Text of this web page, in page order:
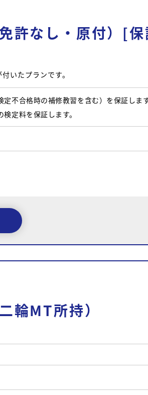
許なし・原付）[保
いたプランです。
不合格時の補修教習を含む）を保証しま
定料を保証します。
輪MT所持）